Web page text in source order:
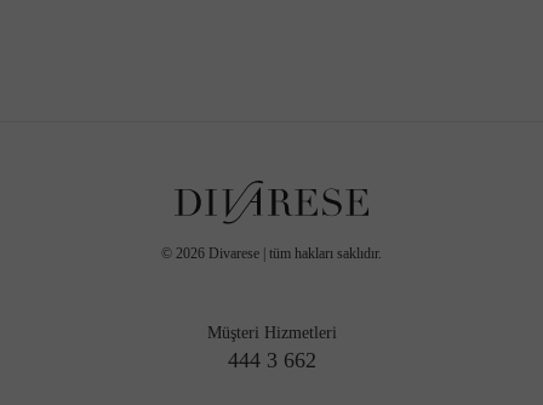
© 2026 Divarese | tüm hakları saklıdır.
Müşteri Hizmetleri
444 3 662